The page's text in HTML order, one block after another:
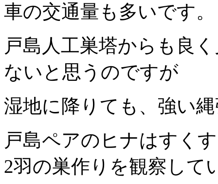
車の交通量も多いです。
戸島人工巣塔からも良
ないと思うのですが
湿地に降りても、強い
戸島ペアのヒナはすく
2羽の巣作りを観察して